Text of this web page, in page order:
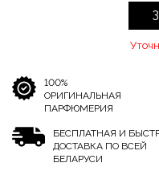
100%
ОРИГИНАЛЬНАЯ
ПАРФЮМЕРИЯ
БЕСПЛАТНАЯ И
ДОСТАВКА ПО ВСЕЙ
БЕЛАРУСИ